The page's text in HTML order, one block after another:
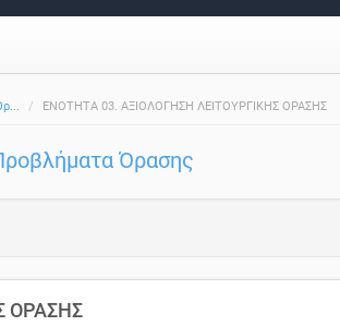
ΕΝΟΤΗΤΑ 03. ΑΞΙΟΛΟΓΗΣΗ ΛΕΙΤΟΥΡΓΙΚΗΣ ΟΡΑΣΗΣ
Όρασης
ΟΡΑΣΗΣ